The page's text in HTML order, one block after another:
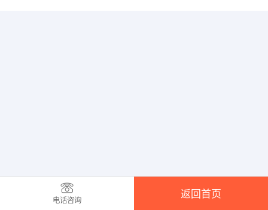
电话咨询
返回首页